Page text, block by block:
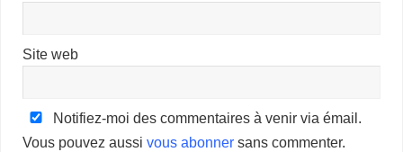
Site web
Notifiez-moi des commentaires à venir via émail.
Vous pouvez aussivous abonner sans commenter.